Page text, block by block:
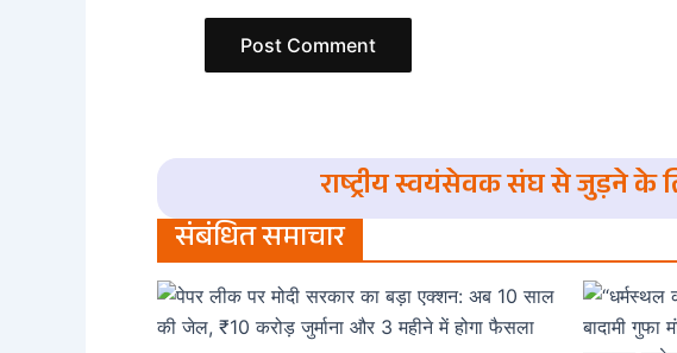
राष्ट्रीय स्वयंसेवक संघ से जुड़ने के
संबंधित समाचार